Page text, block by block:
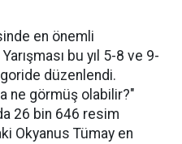
en önemli
bu yıl 5-8 ve 9-
düzenlendi.
ne görmüş olabilir?"
26 bin 646 resim
Okyanus Tümay en